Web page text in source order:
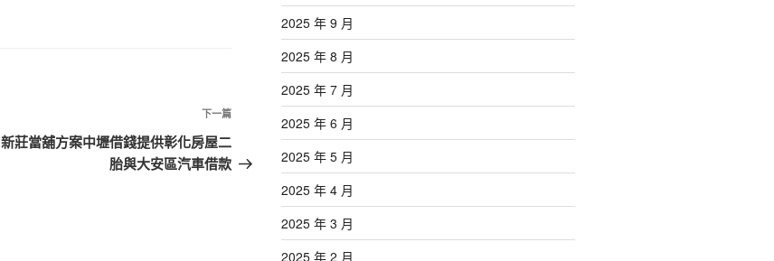
下
篇
下一篇
新莊當舖方案中壢借錢提供彰化房屋二
胎與大安區汽車借款
2025 年 9 月
2025 年 8 月
2025 年 7 月
2025 年 6 月
2025 年 5 月
2025 年 4 月
2025 年 3 月
2025 年 2 月